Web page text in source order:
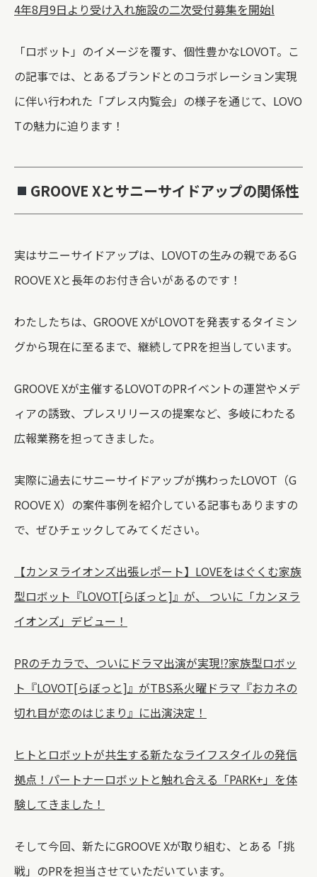
4年8月9日より受け入れ施設の二次受付募集を開始l
「ロボット」のイメージを覆す、個性豊かなLOVOT。こ
の記事では、とあるブランドとのコラボレーション実現
に伴い行われた「プレス内覧会」の様子を通じて、LOVO
Tの魅力に迫ります！
GROOVE Xとサニーサイドアップの関係性
実はサニーサイドアップは、LOVOTの生みの親であるG
ROOVE Xと長年のお付き合いがあるのです！
わたしたちは、GROOVE XがLOVOTを発表するタイミン
グから現在に至るまで、継続してPRを担当しています。
GROOVE Xが主催するLOVOTのPRイベントの運営やメデ
ィアの誘致、プレスリリースの提案など、多岐にわたる
広報業務を担ってきました。
実際に過去にサニーサイドアップが携わったLOVOT（G
ROOVE X）の案件事例を紹介している記事もありますの
で、ぜひチェックしてみてください。
【カンヌライオンズ出張レポート】LOVEをはぐくむ家族
型ロボット『LOVOT[らぼっと]』が、 ついに「カンヌラ
イオンズ」デビュー！
PRのチカラで、ついにドラマ出演が実現⁉家族型ロボッ
ト『LOVOT[らぼっと]』がTBS系火曜ドラマ『おカネの
切れ目が恋のはじまり』に出演決定！
ヒトとロボットが共生する新たなライフスタイルの発信
拠点！パートナーロボットと触れ合える「PARK+」を体
験してきました！
そして今回、新たにGROOVE Xが取り組む、とある「挑
戦」のPRを担当させていただいています。